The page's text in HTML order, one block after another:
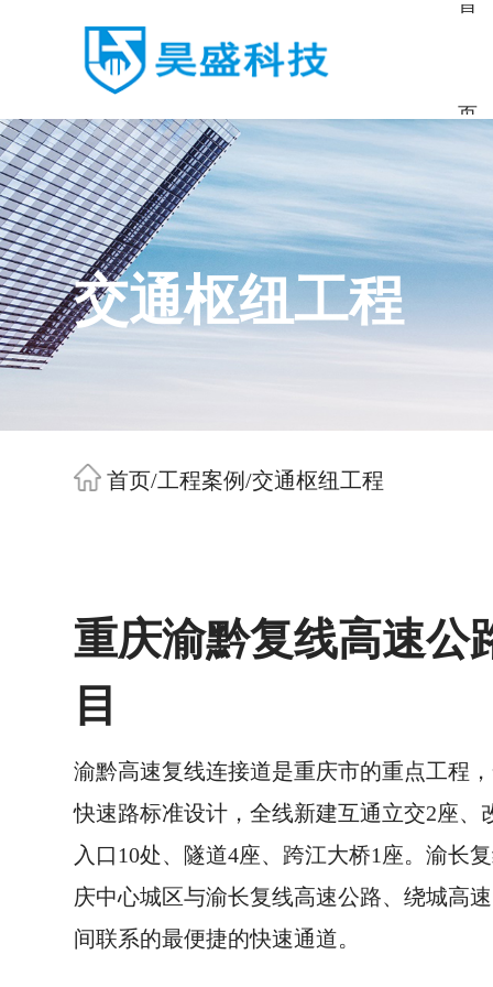
首
页
交通枢纽工程
首页/工程案例/交通枢纽工程
重庆渝黔复线高速公
目
渝黔高速复线连接道是重庆市的重点工程
快速路标准设计，全线新建互通立交2座、
入口10处、隧道4座、跨江大桥1座。渝长
庆中心城区与渝长复线高速公路、绕城高
间联系的最便捷的快速通道。